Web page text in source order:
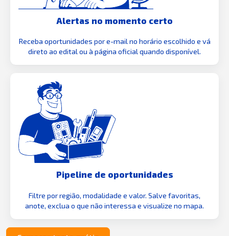
Alertas no momento certo
Receba oportunidades por e-mail no horário escolhido e vá
direto ao edital ou à página oficial quando disponível.
Pipeline de oportunidades
Filtre por região, modalidade e valor. Salve favoritas,
anote, exclua o que não interessa e visualize no mapa.